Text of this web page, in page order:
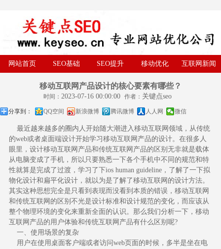
网站首页 SEO基础 SEO提升 移动优化 互联网新闻
移动互联网产品设计的核心要素有哪些？
时间： 2023-07-16 00:00:00 作者： 关键点seo
分享到： QQ空间 新浪微博 腾讯微博 人人网 微信
最近越来越多的圈内人开始随大潮进入移动互联网领域，从传统
的web或者桌面端设计开始学习移动互联网产品的设计。在很多人
眼里，设计移动互联网产品和传统互联网产品的区别无非就是载体
从电脑变成了手机，所以只要熟悉一下各个手机中不同的规范和特
性就算是完成了过渡，学习了下ios human guideline，了解了一下拟
物化设计和扁平化设计，就以为是了解了移动互联网的设计方法。
其实这种思想完全是只看到表现而没看到本质的错误，移动互联网
和传统互联网的区别不光是设计标准和设计规范的变化，而应该从
整个物理环境的变化来重新全面的认识。那么我们分析一下，移动
互联网产品的用户体验和传统互联网产品有什么区别呢?
一、使用场景的复杂
用户在使用桌面客户端或者访问web页面的时候，多半是坐在电